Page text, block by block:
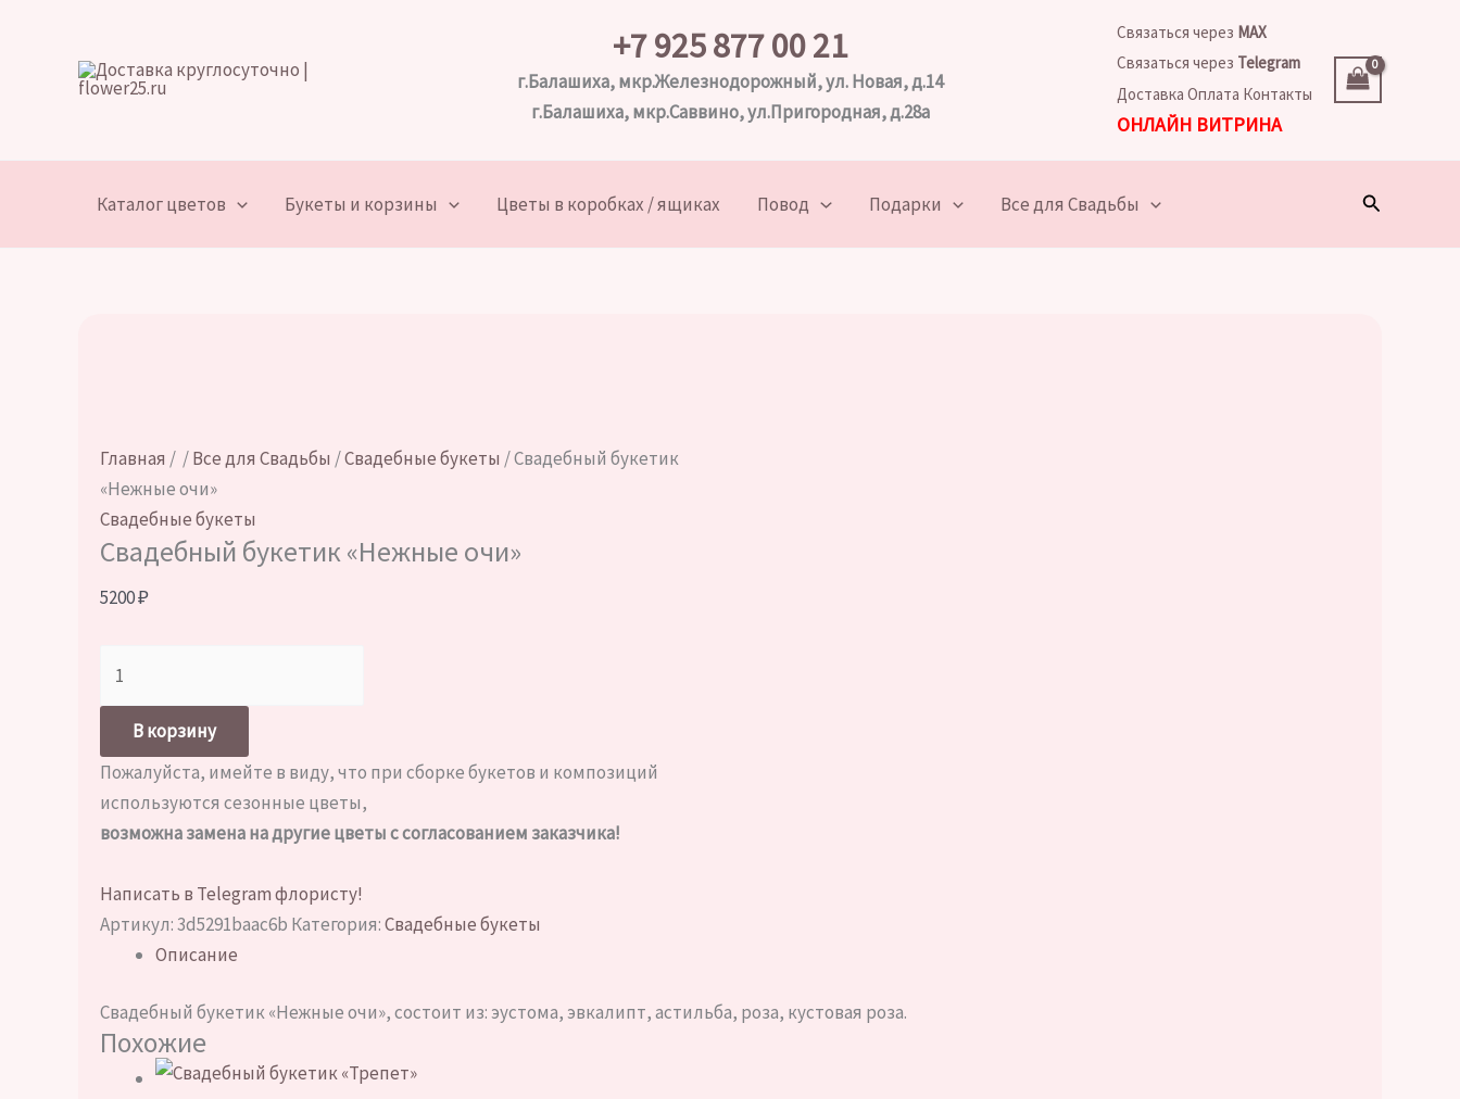
содержимому
+7 925 877 00 21
г.Балашиха, мкр.Железнодорожный, ул. Новая, д.14
г.Балашиха, мкр.Саввино, ул.Пригородная, д.28а
Связаться через MAX
Связаться через Telegram
Доставка Оплата Контакты
ОНЛАЙН ВИТРИНА
Каталог цветов Букеты и корзины Цветы в коробках / ящиках Повод Подарки Все для Свадьбы Поиск
Главная / /Все для Свадьбы /Свадебные букеты / Свадебный букетик
«Нежные очи»
Свадебные букеты
Свадебный букетик «Нежные очи»
5200₽
товара
Свадебный
букетик
«Нежные
очи»
В корзину
Пожалуйста, имейте в виду, что при сборке букетов и композиций
используются сезонные цветы,
возможна замена на другие цветы с согласованием заказчика!
Написать в Telegram флористу!
Артикул:3d5291baac6b Категория:Свадебные букеты
Описание
Свадебный букетик «Нежные очи», состоит из: эустома, эвкалипт, астильба, роза, кустовая роза.
Похожие